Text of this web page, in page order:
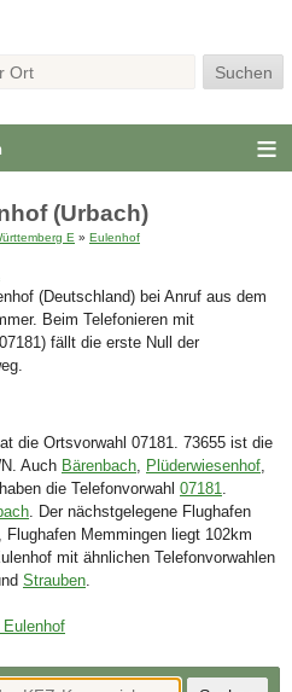
(Urbach)
E » Eulenhof
(Deutschland) bei Anruf aus dem
Beim Telefonieren mit
fällt die erste Null der
die Ortsvorwahl 07181. 73655 ist die
Auch Bärenbach, Plüderwiesenhof,
die Telefonvorwahl 07181.
. Der nächstgelegene Flughafen
Memmingen liegt 102km
mit ähnlichen Telefonvorwahlen
Strauben.
Eulenhof